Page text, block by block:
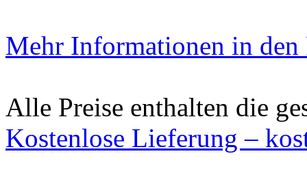
Mehr Informationen in den
Alle Preise enthalten die
Kostenlose Lieferung –